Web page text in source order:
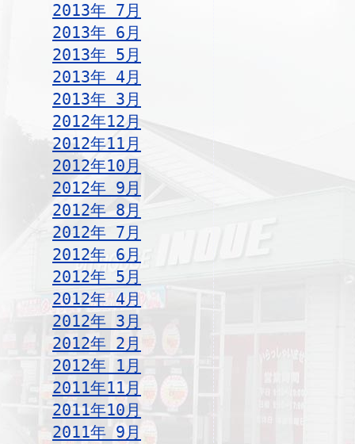
2013年 7月
2013年 6月
2013年 5月
2013年 4月
2013年 3月
2012年12月
2012年11月
2012年10月
2012年 9月
2012年 8月
2012年 7月
2012年 6月
2012年 5月
2012年 4月
2012年 3月
2012年 2月
2012年 1月
2011年11月
2011年10月
2011年 9月